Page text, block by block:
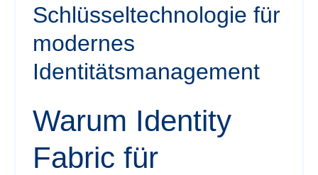
Schlüsseltechnologie für
modernes
Identitätsmanagement
Warum Identity
Fabric für